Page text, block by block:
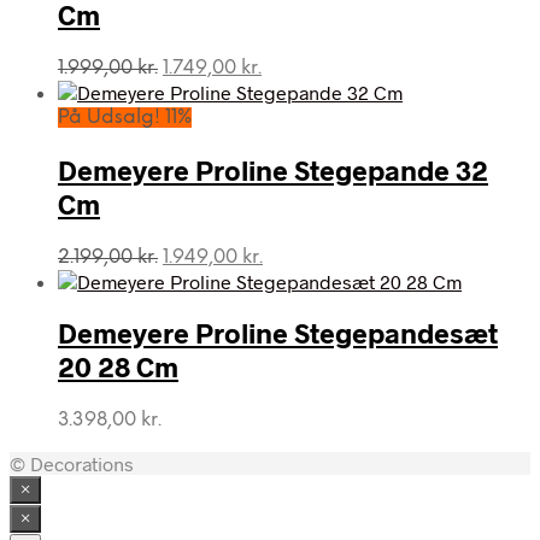
Cm
1.999,00kr. Den
oprindelige
pris
1.999,00 kr..
1.749,00 kr.
aktuelle
1.749,00 kr..
På Udsalg! 11%
Demeyere Proline Stegepande 32
Cm
2.199,00kr. Den
oprindelige
var:
2.199,00 kr..
1.949,00 kr.
aktuelle
er:
1.949,00 kr..
Demeyere Proline Stegepandesæt
20 28 Cm
3.398,00 kr.
© Decorations
×
×